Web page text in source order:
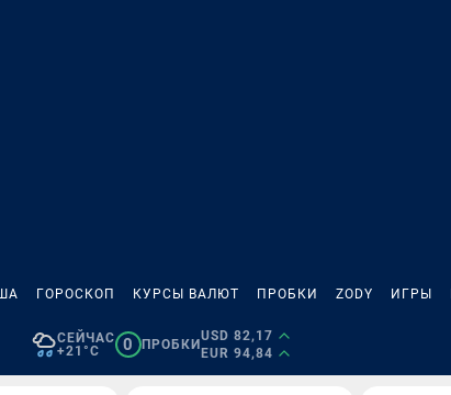
ГОРОСКОП КУРСЫ ВАЛЮТ ПРОБКИ ZODY ИГРЫ
СЕЙЧАС
+21°C
0 ПРОБКИ
USD 82,17
EUR 94,84